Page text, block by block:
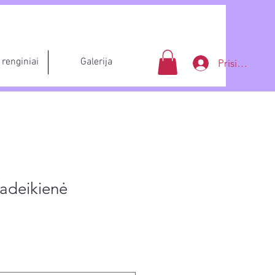
renginiai Galerija Prisijungti